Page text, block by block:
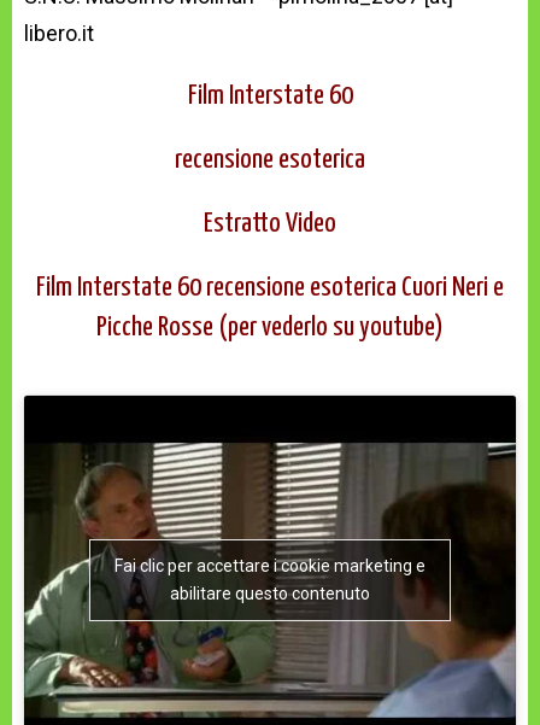
libero.it
Film Interstate 60
recensione esoterica
Estratto Video
Film Interstate 60 recensione esoterica Cuori Neri e
Picche Rosse (per vederlo su youtube)
Fai clic per accettare i cookie marketing e
abilitare questo contenuto